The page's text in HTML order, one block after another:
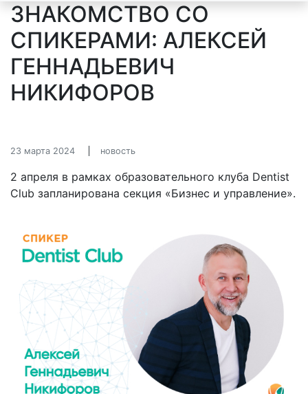
ЗНАКОМСТВО СО
СПИКЕРАМИ: АЛЕКСЕЙ
ГЕННАДЬЕВИЧ
НИКИФОРОВ
23 марта 2024 новость
2 апреля в рамках образовательного клуба Dentist
Club запланирована секция «Бизнес и управление».